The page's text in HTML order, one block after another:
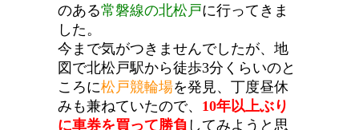
のある常磐線の北松戸に行ってきま
した。
今まで気がつきませんでしたが、地
図で北松戸駅から徒歩3分くらいのと
ころに松戸競輪場を発見、丁度昼休
みも兼ねていたので、 10年以上ぶり
に車券を買って勝負 してみようと思